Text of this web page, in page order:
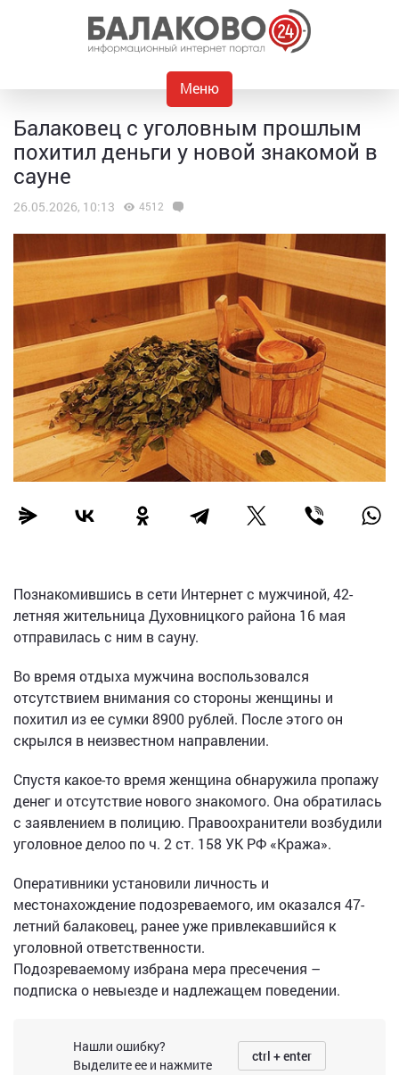
Меню
Балаковец с уголовным прошлым
похитил деньги у новой знакомой в
сауне
26.05.2026, 10:13 4512
Познакомившись в сети Интернет с мужчиной, 42-
летняя жительница Духовницкого района 16 мая
отправилась с ним в сауну.
Во время отдыха мужчина воспользовался
отсутствием внимания со стороны женщины и
похитил из ее сумки 8900 рублей. После этого он
скрылся в неизвестном направлении.
Спустя какое-то время женщина обнаружила пропажу
денег и отсутствие нового знакомого. Она обратилась
с заявлением в полицию. Правоохранители возбудили
уголовное делоо по ч. 2 ст. 158 УК РФ «Кража».
Оперативники установили личность и
местонахождение подозреваемого, им оказался 47-
летний балаковец, ранее уже привлекавшийся к
уголовной ответственности.
Подозреваемому избрана мера пресечения –
подписка о невыезде и надлежащем поведении.
Нашли ошибку?
Выделите ее и нажмите
ctrl + enter